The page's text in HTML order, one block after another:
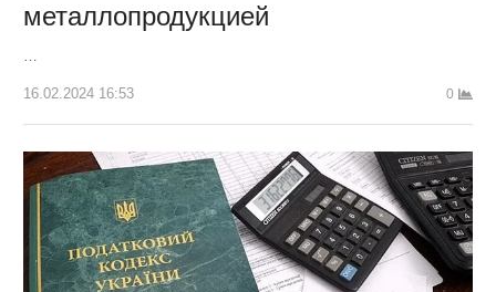
металлопродукцией
…
16.02.2024 16:53 0